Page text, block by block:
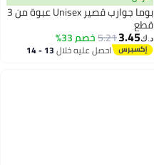
بوما جوارب قصير Unisex عبوة من 3
قطع
د.ك‏3.45
5.21خصم 33%
احصل عليه خلال 13 - 14